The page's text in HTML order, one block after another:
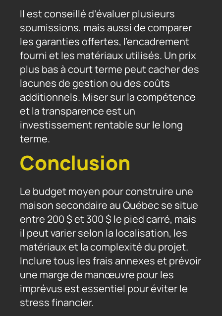
Il est conseillé d’évaluer plusieurs
soumissions, mais aussi de comparer
les garanties offertes, l’encadrement
fourni et les matériaux utilisés. Un prix
plus bas à court terme peut cacher des
lacunes de gestion ou des coûts
additionnels. Miser sur la compétence
et la transparence est un
investissement rentable sur le long
terme.
Conclusion
Le budget moyen pour construire une
maison secondaire au Québec se situe
entre 200 $ et 300 $ le pied carré, mais
il peut varier selon la localisation, les
matériaux et la complexité du projet.
Inclure tous les frais annexes et prévoir
une marge de manœuvre pour les
imprévus est essentiel pour éviter le
stress financier.